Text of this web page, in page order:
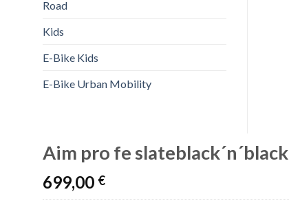
Aim pro fe slateblack´n´black
699,00 €
Road
Kids
E-Bike Kids
E-Bike Urban Mobility